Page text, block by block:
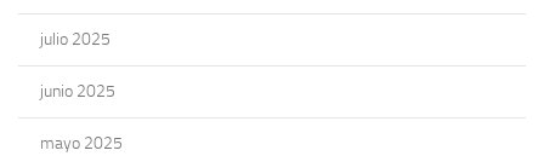
julio 2025
junio 2025
mayo 2025